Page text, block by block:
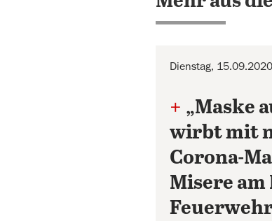
Dienstag, 15.09.2020
+ „Maske
wirbt mit
Corona-
Misere